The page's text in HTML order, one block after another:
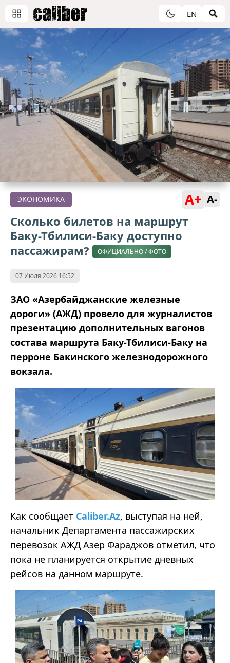
EN
ЭКОНОМИКА A+ A-
Сколько билетов на маршрут
Баку-Тбилиси-Баку доступно
пассажирам?
ОФИЦИАЛЬНО / ФОТО
07 Июля 2026 16:52
ЗАО «Азербайджанские железные
дороги» (АЖД) провело для журналистов
презентацию дополнительных вагонов
состава маршрута Баку-Тбилиси-Баку на
перроне Бакинского железнодорожного
вокзала.
Как сообщает Caliber.Az, выступая на ней,
начальник Департамента пассажирских
перевозок АЖД Азер Фараджов отметил, что
пока не планируется открытие дневных
рейсов на данном маршруте.